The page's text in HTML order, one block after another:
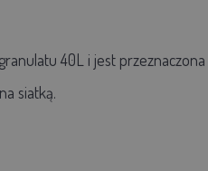
40L i jest
siatką.